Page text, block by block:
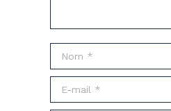
Nom *
E-mail *